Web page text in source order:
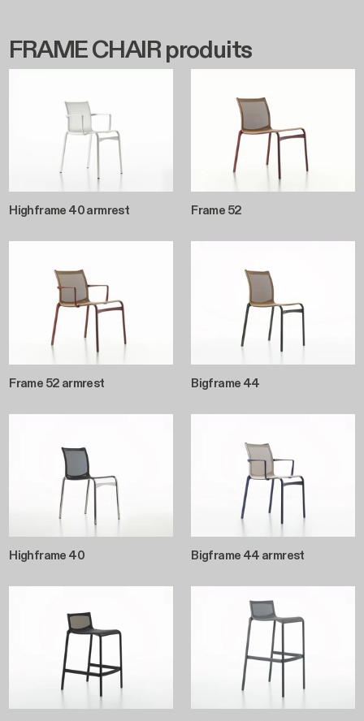
FRAME CHAIR produits
Highframe 40 armrest Frame 52
Frame 52 armrest Bigframe 44
Highframe 40 Bigframe 44 armrest